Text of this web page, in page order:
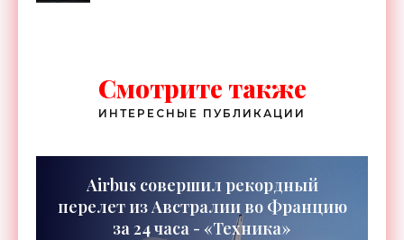
Смотрите также
ИНТЕРЕСНЫЕ ПУБЛИКАЦИИ
Airbus совершил рекордный
перелет из Австралии во Францию
за 24 часа - «Техника»